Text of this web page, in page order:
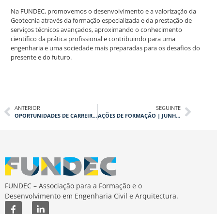
Na FUNDEC, promovemos o desenvolvimento e a valorização da
Geotecnia através da formação especializada e da prestação de
serviços técnicos avançados, aproximando o conhecimento
científico da prática profissional e contribuindo para uma
engenharia e uma sociedade mais preparadas para os desafios do
presente e do futuro.
ANTERIOR
OPORTUNIDADES DE CARREIRA NA TPF CONSULTORES
SEGUINTE
AÇÕES DE FORMAÇÃO | JUNHO E JULHO 2026
FUNDEC – Associação para a Formação e o
Desenvolvimento em Engenharia Civil e Arquitectura.